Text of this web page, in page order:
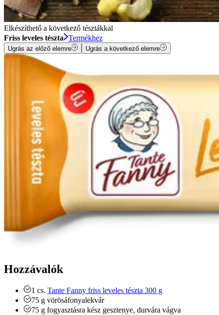
Elkészíthető a következő tésztákkal
Friss leveles tészta
Termékhez
Ugrás az előző elemre Ugrás a következő elemre
Hozzávalók
1 cs. Tante Fanny friss leveles tészta 300 g
75 g vörösáfonyalekvár
75 g fogyasztásra kész gesztenye, durvára vágva